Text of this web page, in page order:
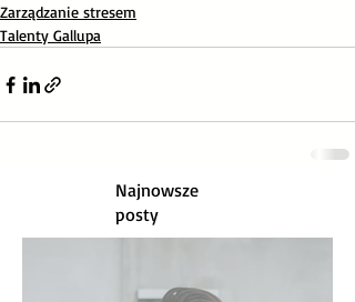
Zarządzanie stresem
Talenty Gallupa
Najnowsze
posty